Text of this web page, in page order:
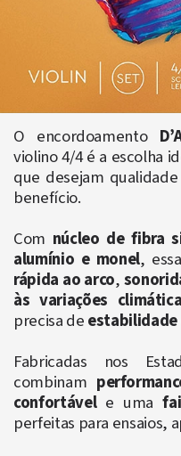
O encordoamento
violino 4/4 é a escolha
que desejam
benefício.
Com núcleo de fibra
alumínio e monel,
rápida ao arco,
às variações
precisa deestabilidade
Fabricadas nos
combinam
confortávele uma
perfeitas para ensaios,